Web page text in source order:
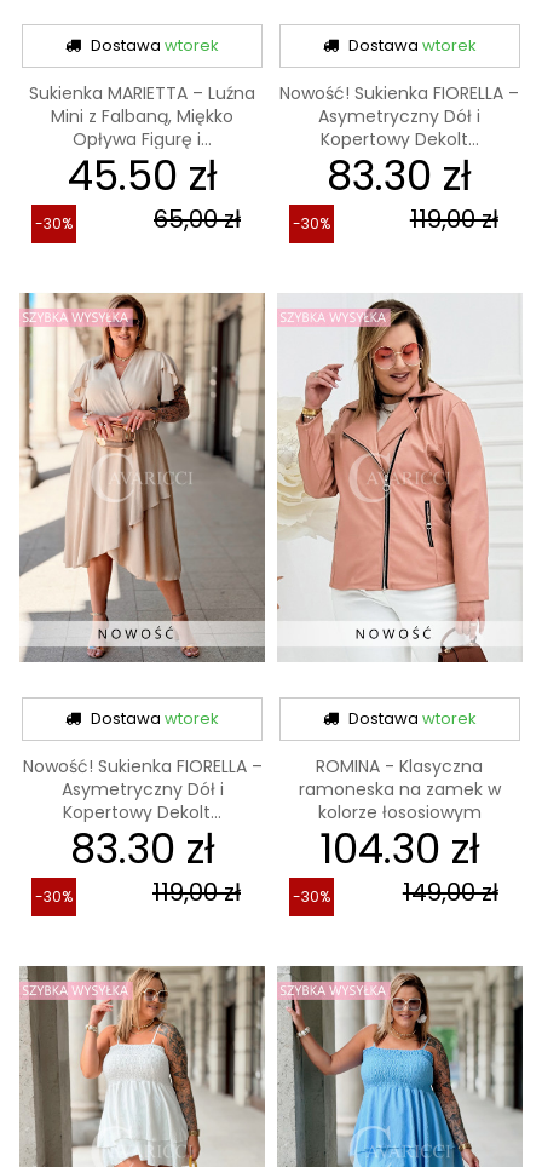
Dostawawtorek
Sukienka MARIETTA – Luźna
Mini z Falbaną, Miękko
Opływa Figurę i...
45.50 zł
65,00 zł
-30%
Dostawa wtorek
Nowość! Sukienka FIORELLA –
Asymetryczny Dół i
Kopertowy Dekolt...
83.30 zł
119,00 zł
-30%
Dostawawtorek
Nowość! Sukienka FIORELLA –
Asymetryczny Dół i
Kopertowy Dekolt...
83.30 zł
119,00 zł
-30%
Dostawa wtorek
ROMINA - Klasyczna
ramoneska na zamek w
kolorze łososiowym
104.30 zł
149,00 zł
-30%